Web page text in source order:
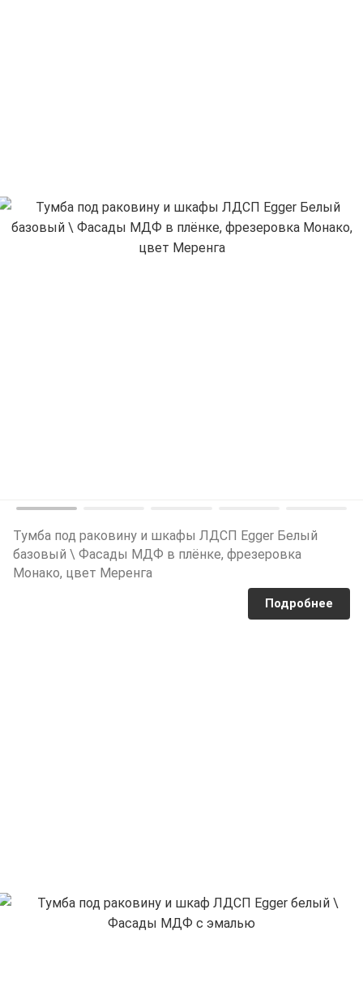
Тумба под раковину и шкафы ЛДСП Egger Белый
базовый \ Фасады МДФ в плёнке, фрезеровка
Монако, цвет Меренга
Подробнее